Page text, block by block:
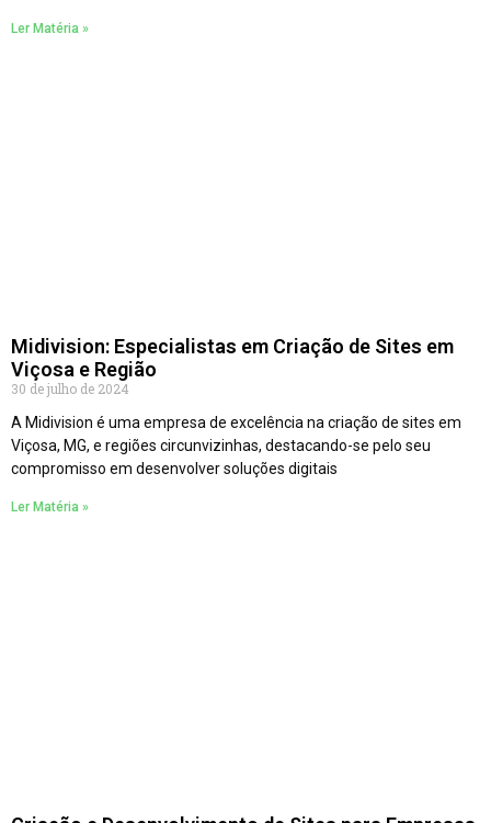
Ler Matéria »
Midivision: Especialistas em Criação de Sites em
Viçosa e Região
30 de julho de 2024
A Midivision é uma empresa de excelência na criação de sites em
Viçosa, MG, e regiões circunvizinhas, destacando-se pelo seu
compromisso em desenvolver soluções digitais
Ler Matéria »